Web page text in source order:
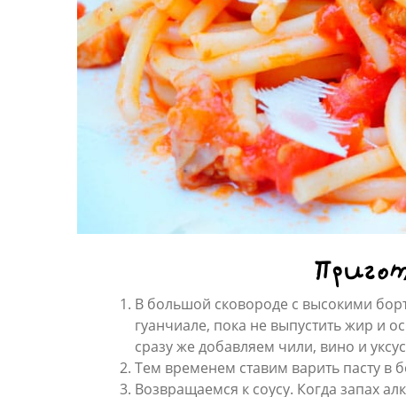
В большой сковороде с высокими
гуанчиале, пока не выпустить жир и
сразу же добавляем чили, вино и
Тем временем ставим варить пасту в
Возвращаемся к соусу. Когда запах